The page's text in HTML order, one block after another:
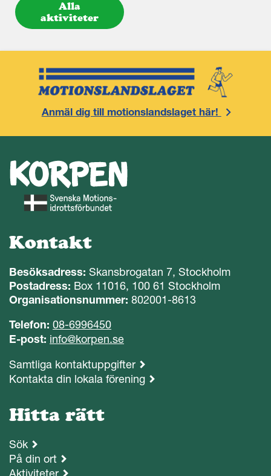
Alla
aktiviteter
Anmäl dig till motionslandslaget här!
Kontakt
Besöksadress: Skansbrogatan 7, Stockholm
Postadress: Box 11016, 100 61 Stockholm
Organisationsnummer: 802001-8613
Telefon: 08-6996450
E-post: info@korpen.se
Samtliga kontaktuppgifter
Kontakta din lokala förening
Hitta rätt
Sök
På din ort